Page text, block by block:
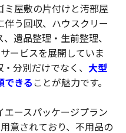
ミ屋敷の片付けと汚部屋
う回収、ハウスクリー
遺品整理・生前整理、
ービスを展開していま
分別だけでなく、 大型
できる ことが魅力です。
ースパッケージプラン
意されており、不用品の